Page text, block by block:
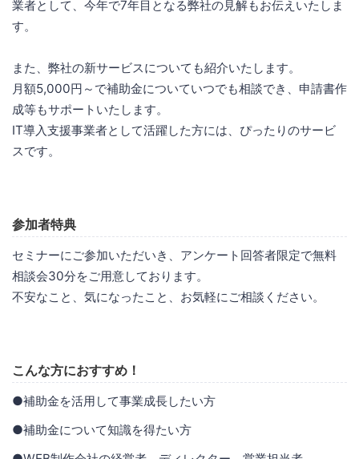
業者として、今年で7年目となる弊社の見解もお伝えいたしま
す。
また、弊社の新サービスについても紹介いたします。
月額5,000円～で補助金についていつでも相談でき、申請書作
成等もサポートいたします。
IT導入支援事業者として活躍した方には、ぴったりのサービ
スです。
参加者特典
セミナーにご参加いただいき、アンケート回答者限定で無料
相談会30分をご用意しております。
不安なこと、気になったこと、お気軽にご相談ください。
こんな方におすすめ！
●補助金を活用して事業成長したい方
●補助金について知識を得たい方